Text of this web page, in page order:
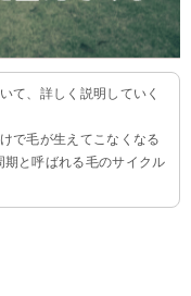
て、詳しく説明していく
で毛が生えてこなくなる
と呼ばれる毛のサイクル